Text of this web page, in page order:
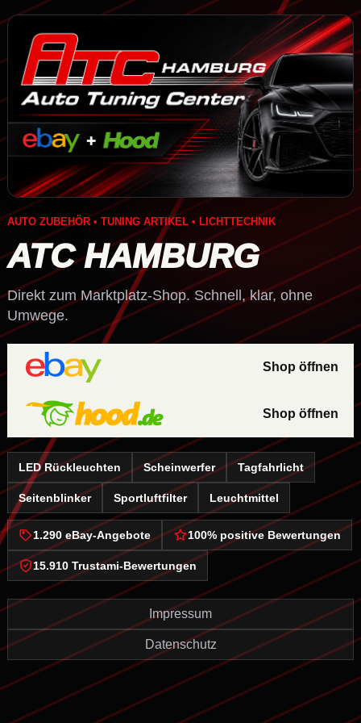
AUTO ZUBEHÖR • TUNING ARTIKEL • LICHTTECHNIK
ATC HAMBURG
Direkt zum Marktplatz-Shop. Schnell, klar, ohne
Umwege.
Shop öffnen
Shop öffnen
LED Rückleuchten Scheinwerfer Tagfahrlicht
Seitenblinker Sportluftfilter Leuchtmittel
1.290 eBay-Angebote 100% positive Bewertungen
15.910 Trustami-Bewertungen
Impressum
Datenschutz